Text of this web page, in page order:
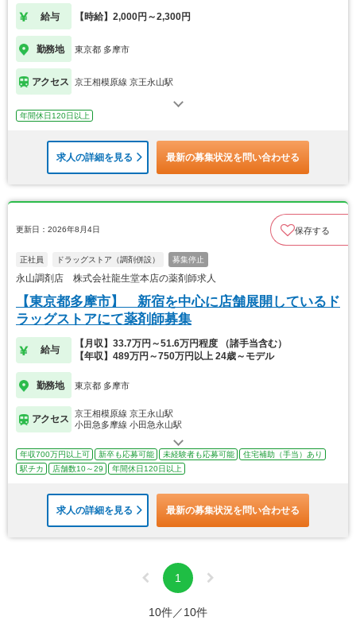
給与 【時給】2,000円～2,300円
勤務地 東京都 多摩市
アクセス 京王相模原線 京王永山駅
年間休日120日以上
求人の詳細を見る 最新の募集状況を問い合わせる
更新日：2026年8月4日 保存する
正社員 ドラッグストア（調剤併設） 募集停止
永山調剤店 株式会社龍生堂本店の薬剤師求人
【東京都多摩市】 新宿を中心に店舗展開しているド
ラッグストアにて薬剤師募集
給与
【月収】33.7万円～51.6万円程度 （諸手当含む）
【年収】489万円～750万円以上 24歳～モデル
勤務地 東京都 多摩市
アクセス
京王相模原線 京王永山駅
小田急多摩線 小田急永山駅
年収700万円以上可 新卒も応募可能 未経験者も応募可能
住宅補助（手当）あり
駅チカ
店舗数10～29 年間休日120日以上
求人の詳細を見る 最新の募集状況を問い合わせる
1
10件／10件